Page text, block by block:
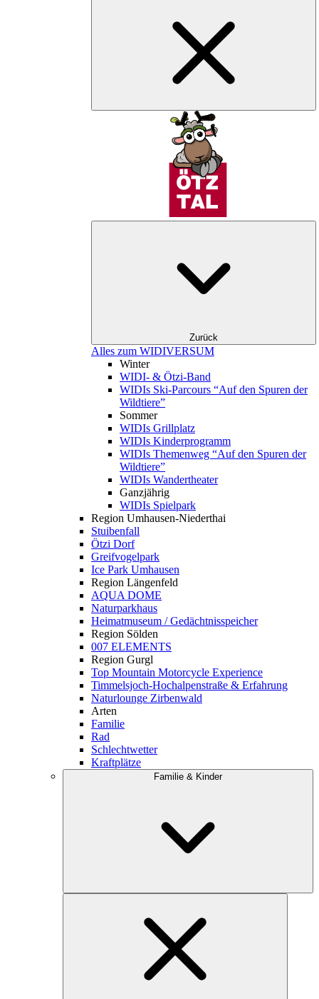
Zurück
Alles zum WIDIVERSUM
Winter
WIDI- & Ötzi-Band
WIDIs Ski-Parcours “Auf den Spuren der
Wildtiere”
Sommer
WIDIs Grillplatz
WIDIs Kinderprogramm
WIDIs Themenweg “Auf den Spuren der
Wildtiere”
WIDIs Wandertheater
Ganzjährig
WIDIs Spielpark
Region Umhausen-Niederthai
Stuibenfall
Ötzi Dorf
Greifvogelpark
Ice Park Umhausen
Region Längenfeld
AQUA DOME
Naturparkhaus
Heimatmuseum / Gedächtnisspeicher
Region Sölden
007 ELEMENTS
Region Gurgl
Top Mountain Motorcycle Experience
Timmelsjoch-Hochalpenstraße & Erfahrung
Naturlounge Zirbenwald
Arten
Familie
Rad
Schlechtwetter
Kraftplätze
Familie & Kinder